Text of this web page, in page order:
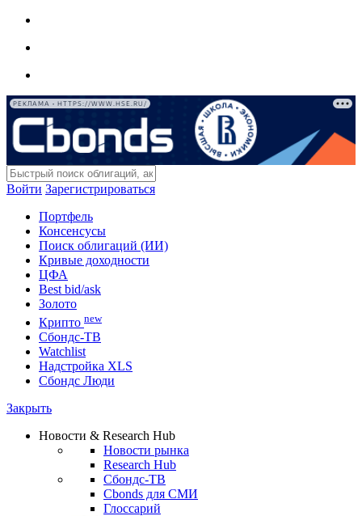
РЕКЛАМА • HTTPS://WWW.HSE.RU/
Войти Зарегистрироваться
Портфель
Консенсусы
Поиск облигаций (ИИ)
Кривые доходности
ЦФА
Best bid/ask
Золото
Крипто new
Сбондс-ТВ
Watchlist
Надстройка XLS
Сбондс Люди
Закрыть
Новости & Research Hub
Новости рынка
Research Hub
Сбондс-ТВ
Cbonds для СМИ
Глоссарий